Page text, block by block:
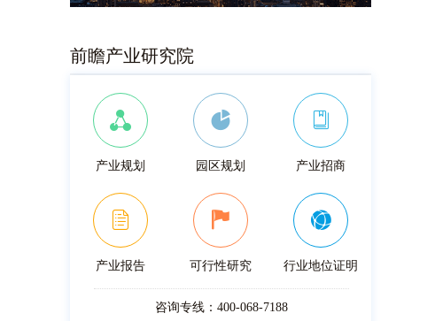
前瞻产业研究院
产业规划 园区规划 产业招商
产业报告 可行性研究 行业地位证明
咨询专线：400-068-7188